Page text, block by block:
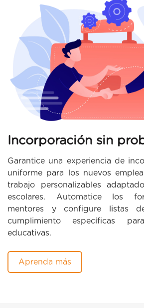
Incorporación sin
Garantice una experiencia de
uniforme para los nuevos
trabajo personalizables
escolares. Automatice los
mentores y configure listas
cumplimiento específicas
educativas.
Aprenda más